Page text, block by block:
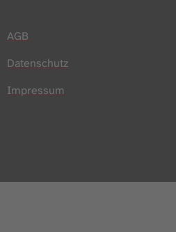
AGB
Datenschutz
Impressum